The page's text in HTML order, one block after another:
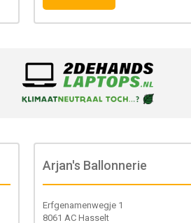
Arjan's Ballonnerie
Erfgenamenwegje 1
8061 AC Hasselt